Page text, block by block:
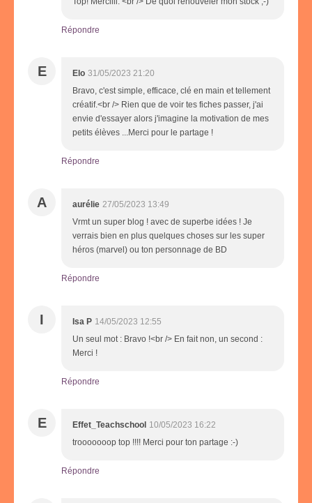
Répondre
E Elo 31/05/2023 21:20
Bravo, c'est simple, efficace, clé en main et tellement
créatif.<br /> Rien que de voir tes fiches passer, j'ai
envie d'essayer alors j'imagine la motivation de mes
petits élèves ...Merci pour le partage !
Répondre
A aurélie 27/05/2023 13:49
Vrmt un super blog ! avec de superbe idées ! Je
verrais bien en plus quelques choses sur les super
héros (marvel) ou ton personnage de BD
Répondre
I Isa P 14/05/2023 12:55
Un seul mot : Bravo !<br /> En fait non, un second :
Merci !
Répondre
E Effet_Teachschool 10/05/2023 16:22
trooooooop top !!!! Merci pour ton partage :-)
Répondre